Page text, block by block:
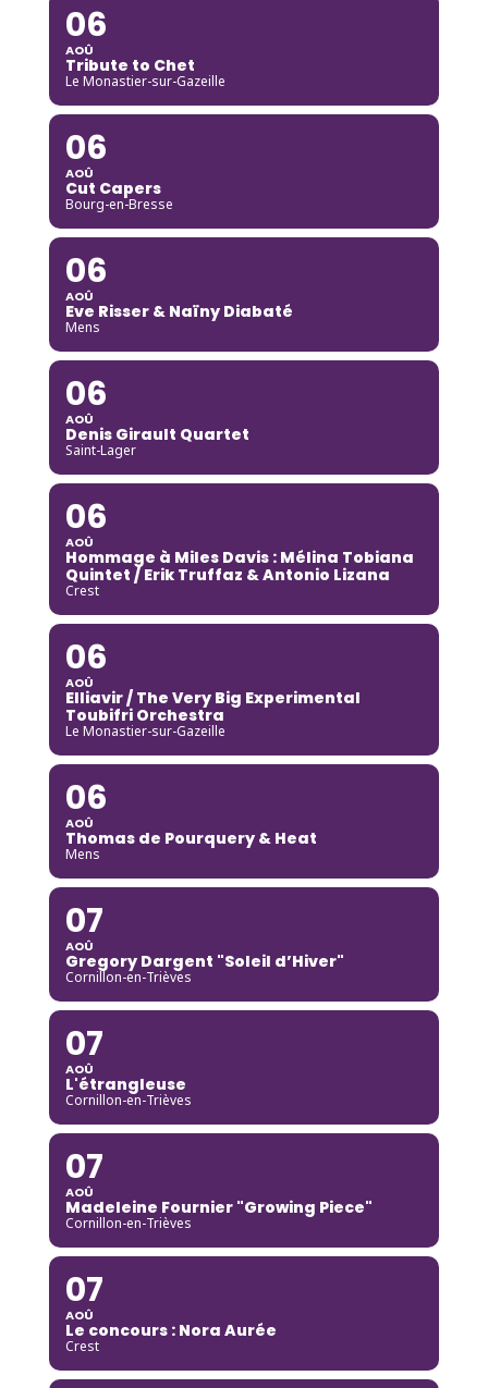
06
AOÛ
Tribute to Chet
Le Monastier-sur-Gazeille
06
AOÛ
Cut Capers
Bourg-en-Bresse
06
AOÛ
Eve Risser & Naïny Diabaté
Mens
06
AOÛ
Denis Girault Quartet
Saint-Lager
06
AOÛ
Hommage à Miles Davis : Mélina Tobiana
Quintet / Erik Truffaz & Antonio Lizana
Crest
06
AOÛ
Elliavir / The Very Big Experimental
Toubifri Orchestra
Le Monastier-sur-Gazeille
06
AOÛ
Thomas de Pourquery & Heat
Mens
07
AOÛ
Gregory Dargent "Soleil d’Hiver"
Cornillon-en-Trièves
07
AOÛ
L'étrangleuse
Cornillon-en-Trièves
07
AOÛ
Madeleine Fournier "Growing Piece"
Cornillon-en-Trièves
07
AOÛ
Le concours : Nora Aurée
Crest